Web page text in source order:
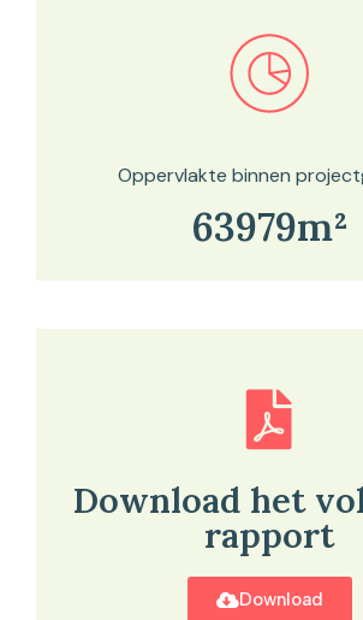
Bekijk in onze
Oppervlakte binnen
63979m²
Download het
rapport
Download